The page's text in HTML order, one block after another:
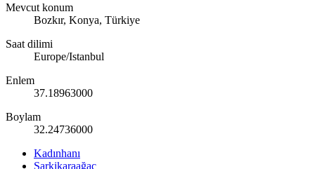
Mevcut konum
Bozkır, Konya, Türkiye
Saat dilimi
Europe/Istanbul
Enlem
37.18963000
Boylam
32.24736000
Kadınhanı
Şarkikaraağaç